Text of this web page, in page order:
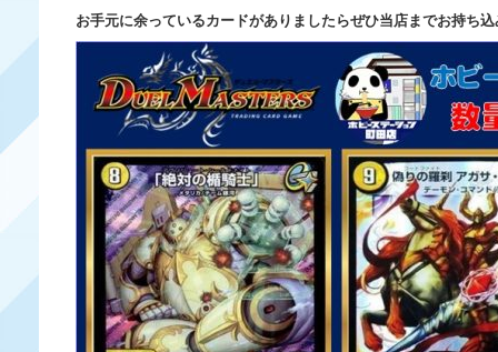
お手元に余っているカードがありましたらぜひ当店までお持ち